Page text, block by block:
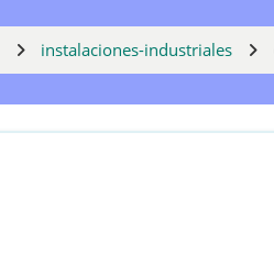
instalaciones-industriales